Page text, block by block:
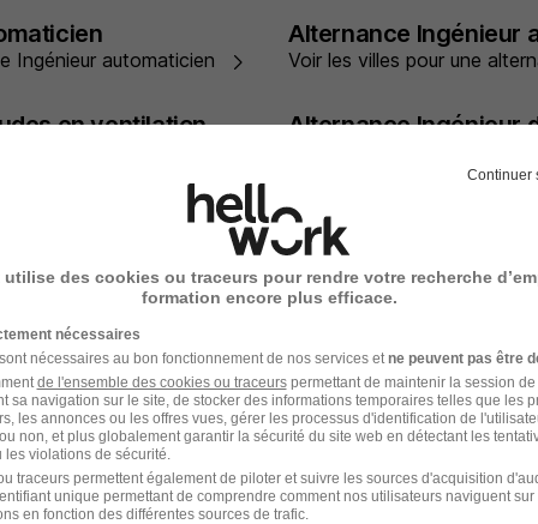
Ingénieur automaticien
Alternance Ingénieur
Voir les villes pour une
en ventilation
Ingénieur d'études en
Alternance Ingénieur
Voir les villes pour une
Ingénieur de travaux
Alternance Ingénieur
Voir les villes pour une
mécanique
Ingénieur en hydraulique
Alternance Ingénieur
Voir les villes pour une
des fluides
Ingénieur en mécanique
Alternance Ingénieur
Voir les villes pour une
Continuer
utilise des cookies ou traceurs pour rendre votre recherche
formation encore plus efficace.
nécessaires
nécessaires au bon fonctionnement de nos services et ne peuvent pas être
de l'ensemble des cookies ou traceurspermettant de maintenir la session
sa navigation sur le site, de stocker des informations temporaires telles que les
les annonces ou les offres vues, gérer les processus d'identification de
non, et plus globalement garantir la sécurité du site web en détectant les
violations de sécurité.
traceurs permettent également de piloter et suivre les sources d'acquisition
unique permettant de comprendre comment nos utilisateurs naviguent sur
en fonction des différentes sources de trafic.